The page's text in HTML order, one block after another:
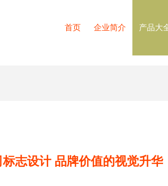
首页 企业简介 产品大
志设计 品牌价值的视觉升华